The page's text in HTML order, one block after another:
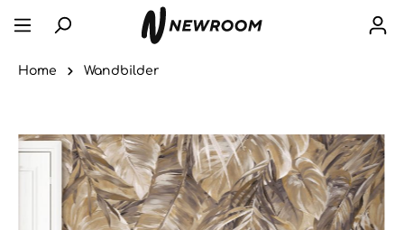
Home Wandbilder